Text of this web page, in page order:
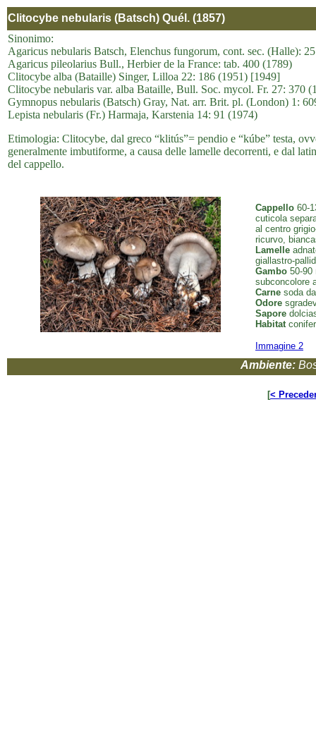
Clitocybe nebularis (Batsch) Quél. (1857)
Sinonimo:
Agaricus nebularis Batsch, Elenchus fungorum, cont. sec. (Halle):
Agaricus pileolarius Bull., Herbier de la France: tab. 400 (1789)
Clitocybe alba (Bataille) Singer, Lilloa 22: 186 (1951) [1949]
Clitocybe nebularis var. alba Bataille, Bull. Soc. mycol. Fr. 27: 370
Gymnopus nebularis (Batsch) Gray, Nat. arr. Brit. pl. (London) 1:
Lepista nebularis (Fr.) Harmaja, Karstenia 14: 91 (1974)
Etimologia: Clitocybe, dal greco “klitús”= pendio e “kúbe” testa,
generalmente imbutiforme, a causa delle lamelle decorrenti, e dal
del cappello.
Cappello 60-
cuticola
al centro
ricurvo,
Lamelle
giallastro-
Gambo 50-90
subconcolore
Carne soda
Odore
Sapore
Habitat
Immagine 2
Ambiente:
[<